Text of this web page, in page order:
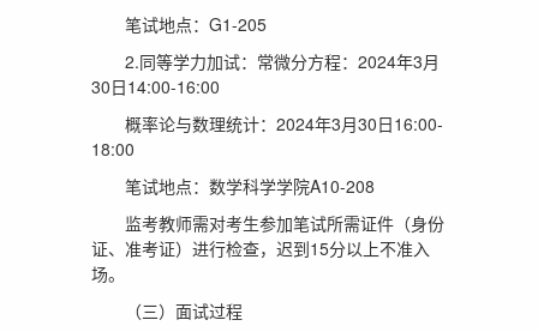
笔试地点：G1-205
2.同等学力加试：常微分方程：2024年3月
30日14:00-16:00
概率论与数理统计：2024年3月30日16:00-
18:00
笔试地点：数学科学学院A10-208
监考教师需对考生参加笔试所需证件（身份
证、准考证）进行检查，迟到15分以上不准入
场。
（三）面试过程